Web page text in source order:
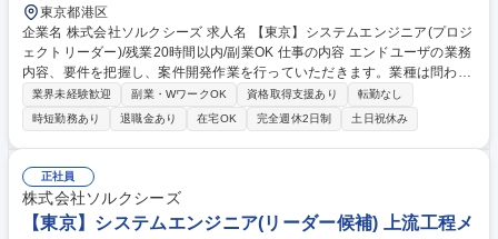
東京都港区
企業名 株式会社ソルクシーズ 求人名 【東京】システムエンジニア(プロジ
ェクトリーダー)/残業20時間以内/副業OK 仕事の内容 エンドユーザの業務
内容、要件を把握し、案件開発作業を行っていただきます。業種は問わ
ず、幅広いお客様の案件がございます。 ■提案■要件定義■設計■導入・開
発■保守・運用 【プロジェクト例】 ■自動車メーカーの営業支援管理シス
テムの開発 ■公共法人向けの給付業務システムの開発 募集職種 【東京】
システムエンジニア(プロジェクトリーダー)/残業20時間以内/副業OK
業界未経験歓迎 副業・WワークOK 資格取得支援あり
転勤なし
時短勤務あり
退職金あり 在宅OK 完全週休2日制 土日祝休み
正社員
株式会社ソルクシーズ
【東京】システムエンジニア(リーダー候補) 上流工程メ